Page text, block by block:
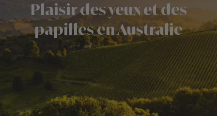
Plaisir des yeux et des
papilles en Australie